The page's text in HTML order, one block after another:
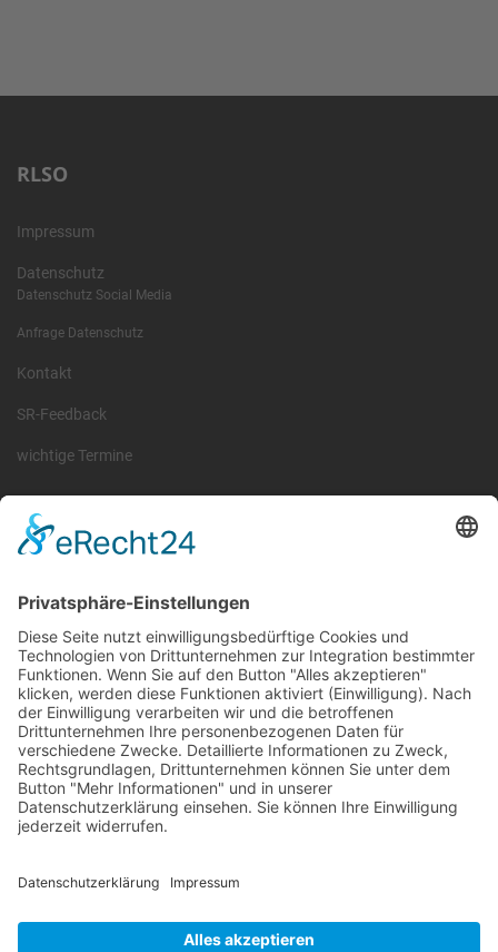
RLSO
Impressum
Datenschutz
Datenschutz Social Media
Anfrage Datenschutz
Kontakt
SR-Feedback
wichtige Termine
Information
Sachsen und Thüringen. Er ist als eingetragener Verein tätig und
gleichzeitig Veranstalter der Spiele der Regionalliga in
verschiedenen Ligen.
Die RLSO ist jetzt auch erreichbar unter der Adresse
Wir betreiben ...